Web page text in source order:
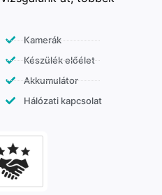
Kamerák
Készülék előélet
Akkumulátor
Hálózati kapcsolat